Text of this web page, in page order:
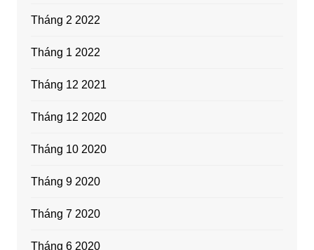
Tháng 2 2022
Tháng 1 2022
Tháng 12 2021
Tháng 12 2020
Tháng 10 2020
Tháng 9 2020
Tháng 7 2020
Tháng 6 2020